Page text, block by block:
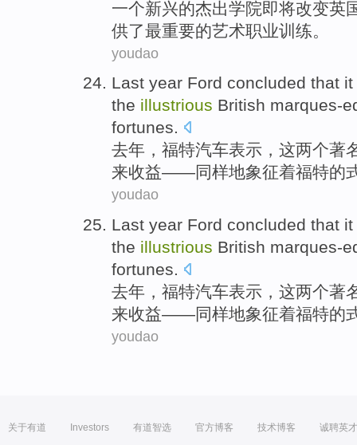
一个新兴的杰出学院即将改变英
供了最重要的艺术职业训练 。
youdao
Last year Ford concluded that it
the illustrious British marques-
fortunes.
去年 ， 福特汽车表示 ， 这两个著
来收益——同样地象征着福特的
youdao
Last year Ford concluded that it
the illustrious British marques-
fortunes.
去年 ， 福特汽车表示 ， 这两个著
来收益——同样地象征着福特的
youdao
关于有道 Investors 有道智选 官方博客 技术博客 诚聘英才